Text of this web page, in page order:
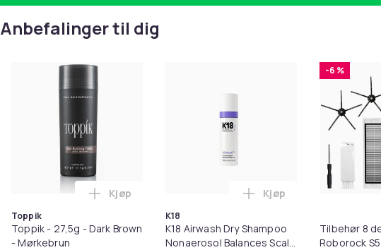
Anbefalinger til dig
Toppik
Toppik - 27,5g - Dark Brown
- Mørkebrun
Legg Toppik - 27,5g - Dark Brown - Mørkebrun i
Kjøp
K18
K18 Airwash Dry Shampoo
Nonaerosol Balances Scalp
Legg K18 Airwash Dry
Kjøp
-6 %
Tilbehør 8
Roborock